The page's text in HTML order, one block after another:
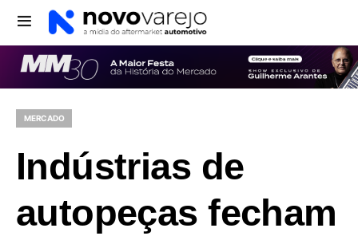
MERCADO
Indústrias de
autopeças fecham